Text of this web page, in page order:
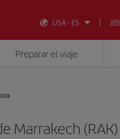
USA - ES
Preparar el viaje
Marrakech